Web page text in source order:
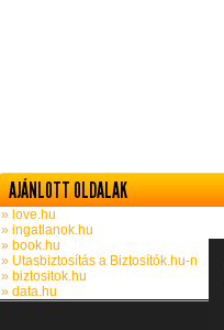
AJÁNLOTT OLDALAK
» love.hu
» ingatlanok.hu
» book.hu
» Utasbiztosítás a Biztosítók.hu-n
» biztositok.hu
» data.hu